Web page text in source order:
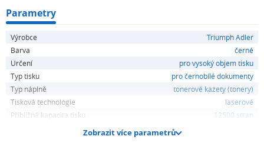
Parametry
Výrobce
Triumph Adler
Barva
černé
Určení
pro vysoký objem tisku
Typ tisku
pro černobílé dokumenty
Typ náplně
tonerové kazety (tonery)
Tisková technologie
laserové
Přibližná kapacita tisku
12500 stran
Zobrazit více parametrů